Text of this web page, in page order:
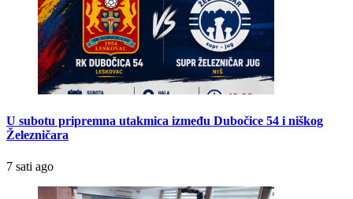
U subotu pripremna utakmica između Dubočice 54 i niškog
Železničara
7 sati ago